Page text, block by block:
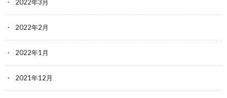
2022年3月
2022年2月
2022年1月
2021年12月